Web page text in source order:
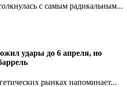
с самым радикальным...
удары до 6 апреля, но
рынках напоминает...